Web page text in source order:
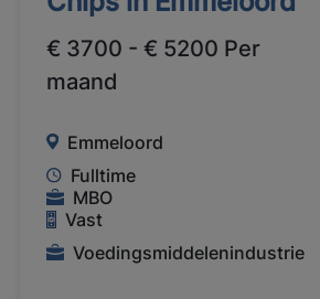
€ 3700 - € 5200 Per
maand
Emmeloord
Fulltime
MBO
Vast
Voedingsmiddelenindustrie